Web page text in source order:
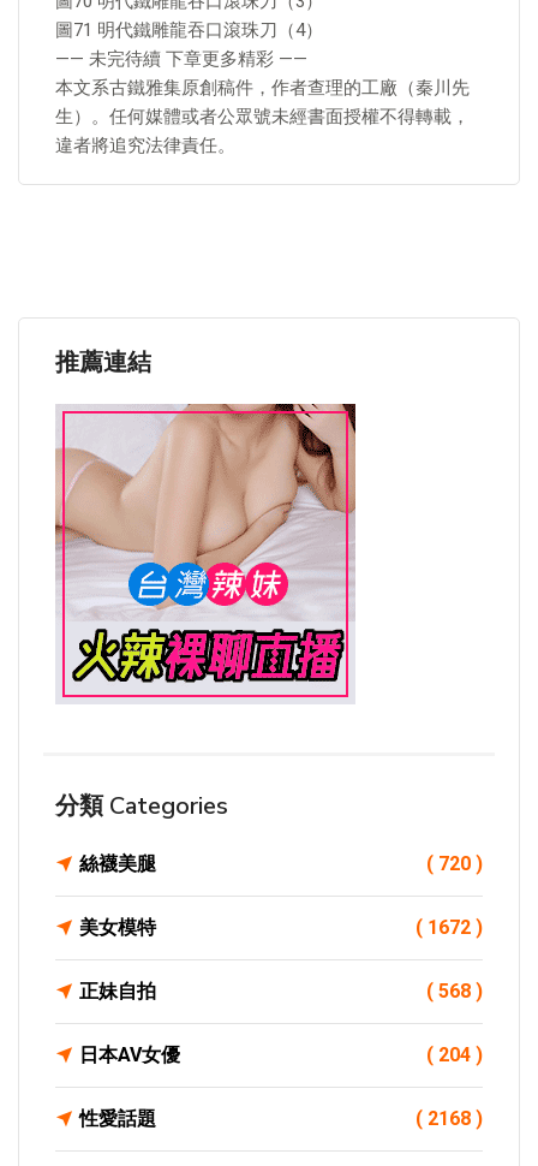
圖71 明代鐵雕龍吞口滾珠刀（4）
—— 未完待續 下章更多精彩 ——
本文系古鐵雅集原創稿件，作者查理的工廠（秦川先
生）。任何媒體或者公眾號未經書面授權不得轉載，
違者將追究法律責任。
推薦連結
分類 Categories
絲襪美腿 ( 720 )
美女模特 ( 1672 )
正妹自拍 ( 568 )
日本AV女優 ( 204 )
性愛話題 ( 2168 )